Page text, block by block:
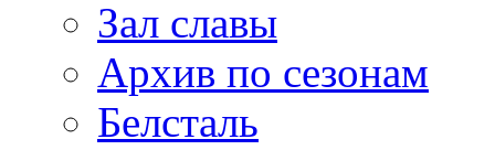
Зал славы
Архив по сезонам
Белсталь